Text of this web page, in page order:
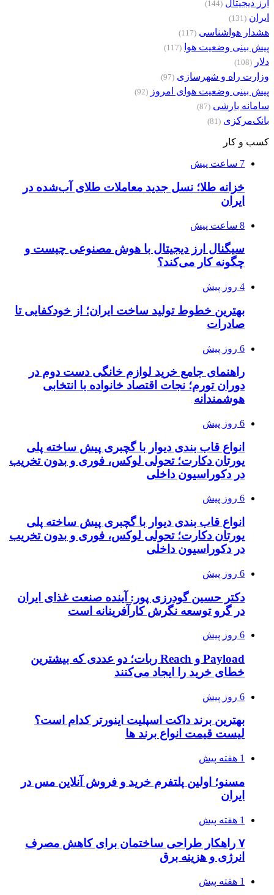
ارز دیجیتال (144)
ایران (131)
هشدار هواشناسی (117)
پیش بینی وضعیت هوا (117)
دلار (108)
وزارت راه و شهرسازی (97)
پیش بینی وضعیت هوای امروز (92)
سامانه بارشی (87)
بانک‌مرکزی (81)
کسب و کار
7 ساعت پیش
خزانه طلا؛ نسل جدید معاملات طلای آب‌شده در
ایران
8 ساعت پیش
سیگنال ارز دیجیتال با هوش مصنوعی چیست و
چگونه کار می‌کند؟
4 روز پیش
بهترین خطوط تولید ساخت ایران؛ از خودکفایی تا
صادرات
6 روز پیش
راهنمای جامع خرید لوازم خانگی دست دوم در
دوران تورم؛ نجات اقتصاد خانواده با انتخابی
هوشمندانه
6 روز پیش
انواع قاب بندی دیوار با گچبری پیش ساخته پلی
یورتان دکارت؛ تحولی لوکس، فوری و بدون تخریب
در دکوراسیون داخلی
6 روز پیش
انواع قاب بندی دیوار با گچبری پیش ساخته پلی
یورتان دکارت؛ تحولی لوکس، فوری و بدون تخریب
در دکوراسیون داخلی
6 روز پیش
دکتر حسین گودرزی پور: آینده صنعت غذای ایران
در گرو توسعه نگرش کارآفرینانه است
6 روز پیش
Payload و Reach ربات؛ دو عددی که بیشترین
خطای خرید را ایجاد می‌کنند
6 روز پیش
بهترین برند داکت اسپلیت اینورتر کدام است؟
لیست قیمت انواع برند ها
1 هفته پیش
مسنو؛ اولین پلتفرم خرید و فروش آنلاین مس در
ایران
1 هفته پیش
۷ راهکار طراحی ساختمان برای کاهش مصرف
انرژی و هزینه برق
1 هفته پیش